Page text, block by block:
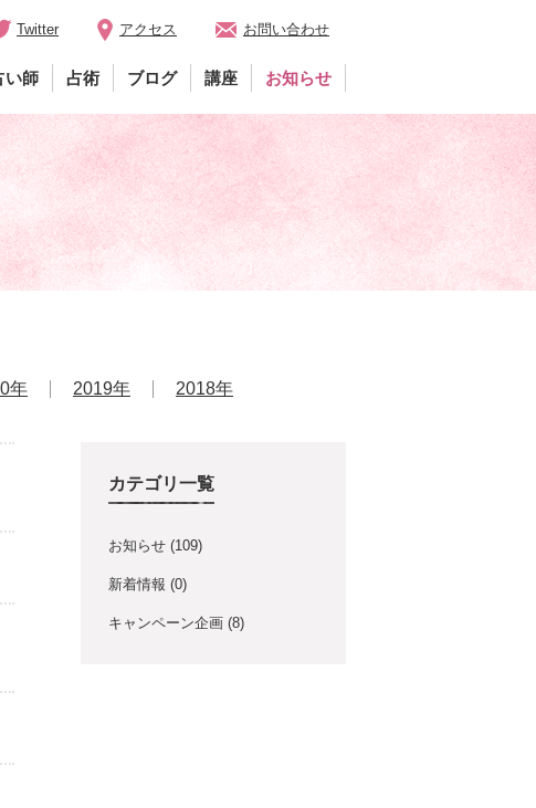
Twitter アクセス お問い合わせ
い師 占術 ブログ 講座 お知らせ
年 2019年 2018年
カテゴリ一覧
お知らせ (109)
新着情報 (0)
キャンペーン企画 (8)